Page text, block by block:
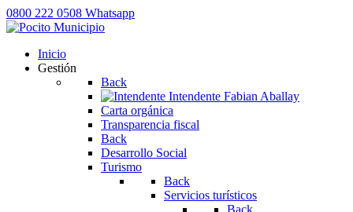
0800 222 0508 Whatsapp
Inicio
Gestión
Back
Intendente Fabian Aballay
Carta orgánica
Transparencia fiscal
Back
Desarrollo Social
Turismo
Back
Servicios turísticos
Back